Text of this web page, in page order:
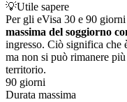
💡Utile sapere
Per gli eVisa 30 e 90
massima del soggiorno
ingresso. Ciò significa che
ma non si può rimanere
territorio.
90 giorni
Durata massima